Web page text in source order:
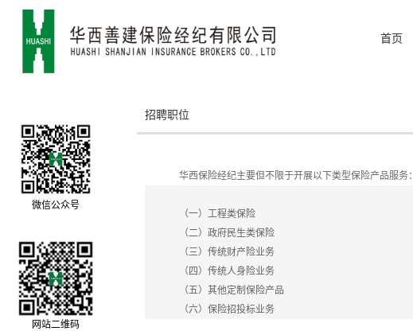
首页
招聘职位
华西保险经纪主要但不限于开展以下类型保险产品服务：
（一）工程类保险
（二）政府民生类保险
（三）传统财产险业务
（四）传统人身险业务
（五）其他定制保险产品
（六）保险招投标业务
网站二维码
微信公众号